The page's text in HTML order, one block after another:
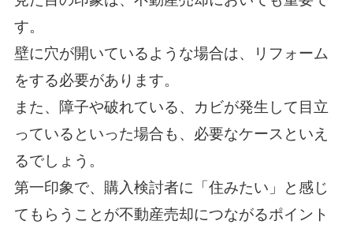
す。
壁に穴が開いているような場合は、リフォーム
をする必要があります。
また、障子や破れている、カビが発生して目立
っているといった場合も、必要なケースといえ
るでしょう。
第一印象で、購入検討者に「住みたい」と感じ
てもらうことが不動産売却につながるポイント